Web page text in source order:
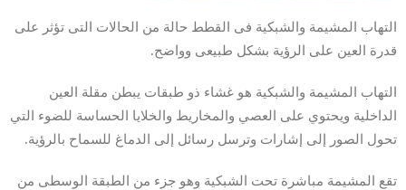
التهاب المشيمة والشبكية فى القطط حالة من الحالات التى تؤثر على
قدرة العين على الرؤية بشكل طبيعى وواضح.
التهاب المشيمة والشبكية هو غشاء ذو ​​طبقات يبطن مقلة العين
الداخلية ويحتوي على العصي والمخاريط والخلايا الحساسة للضوء التي
تحول الصور إلى إشارات وترسل رسائل إلى الدماغ للسماح بالرؤية.
تقع المشيمة مباشرة تحت الشبكية وهو جزء من الطبقة الوسطى من